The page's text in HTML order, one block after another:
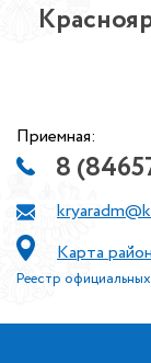
Приемная:
8
Карта
Реестр